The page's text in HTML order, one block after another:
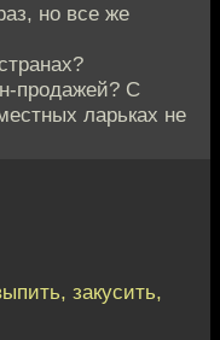
но все же
продажей? С
ларьках не
закусить,